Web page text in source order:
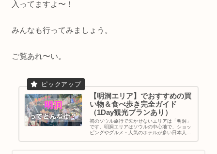
入ってますよ〜！
みんなも行ってみましょう。
ご覧あれ〜い。
【明洞エリア】でおすすめの買
い物＆食べ歩き完全ガイド
（1Day観光プランあり）
初のソウル旅行で欠かせないエリアは「明洞」
です。明洞エリアはソウルの中心地で、ショッ
ピングやグルメ・人気のホテルが多い日本人に